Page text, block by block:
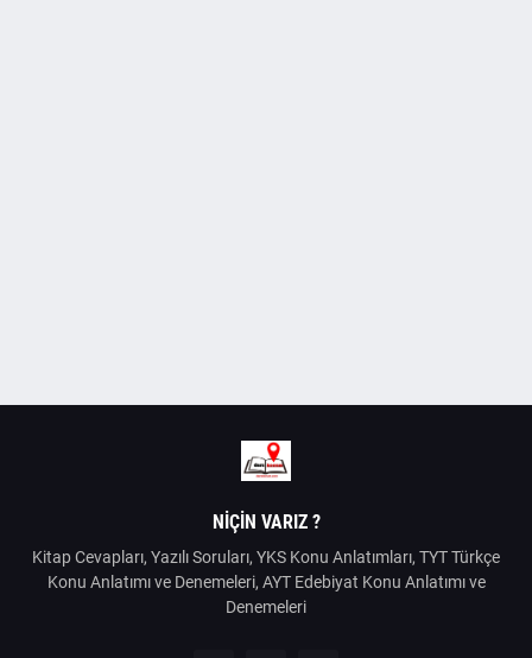
NIÇIN VARIZ ?
Kitap Cevapları, Yazılı Soruları, YKS Konu Anlatımları, TYT Türkçe
Konu Anlatımı ve Denemeleri, AYT Edebiyat Konu Anlatımı ve
Denemeleri